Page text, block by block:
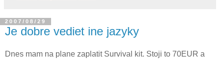
2007/08/29
Je dobre vediet ine jazyky
Dnes mam na plane zaplatit Survival kit. Stoji to 70EUR a